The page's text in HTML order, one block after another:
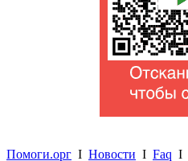
Помоги.орг I Новости I Faq I